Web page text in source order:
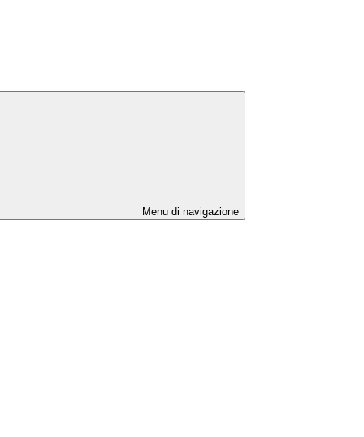
Menu di navigazione